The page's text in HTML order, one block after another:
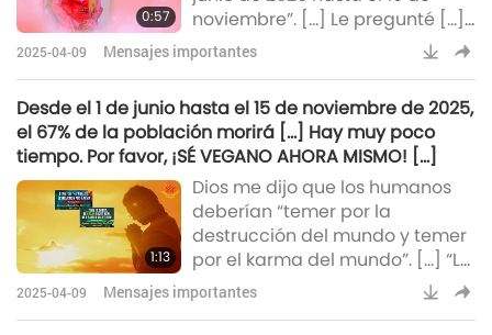
desastres profetizados que no
se p
0:57
noviembre”. [...] Le pregunté [...]
al Dios Todopoderoso: “¿Cómo
puedo explicarle a la gente que
planeta?” Todos ustedes siguen
esperando, esperando que
venga el Salvador. [...] No
esperes a que venga el
Salvador, sino sé tú el salvador.
[...] Cada uno de ustedes tiene
el poder
2025-04-09 Mensajes importantes
Desde el 1 de junio hasta el 15 de noviembre de 2025,
el 67% de la población morirá [...] Hay muy poco
tiempo. Por favor, ¡SÉ VEGANO AHORA MISMO! [...]
1:13
Dios me dijo que los humanos
deberían “temer por la
destrucción del mundo y temer
por el karma del mundo”. [...] “La
Tierra explotará”. [...] “El fuego
del Sol penetrará y descenderá
2025-04-09 Mensajes importantes